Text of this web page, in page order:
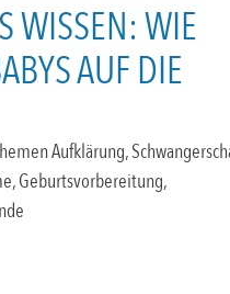
WISSEN: WIE
AUF DIE
Aufklärung,
Geburtsvorbereitung,